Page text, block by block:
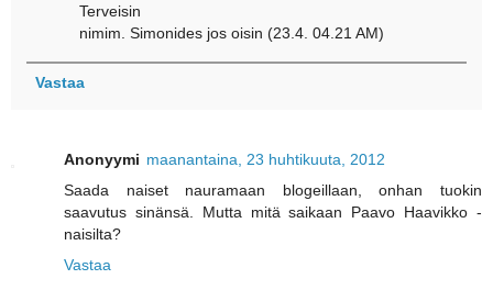
Terveisin
nimim. Simonides jos oisin (23.4. 04.21 AM)
Vastaa
Anonyymi maanantaina, 23 huhtikuuta, 2012
Saada naiset nauramaan blogeillaan, onhan tuokin
saavutus sinänsä. Mutta mitä saikaan Paavo Haavikko -
naisilta?
Vastaa